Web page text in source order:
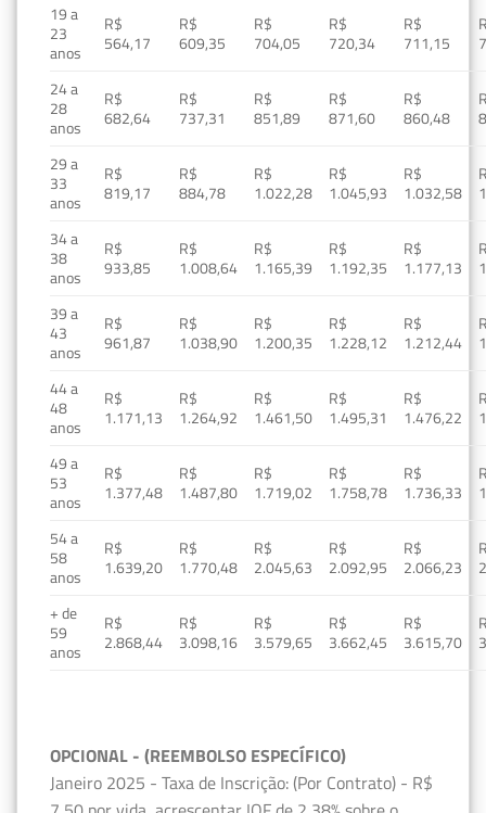
19 a
23
anos
R$
564,17
R$
609,35
R$
704,05
R$
720,34
R$
711,15
24 a
28
anos
R$
682,64
R$
737,31
R$
851,89
R$
871,60
R$
860,48
29 a
33
anos
R$
819,17
R$
884,78
R$
1.022,28
R$
1.045,93
R$
1.032,58
34 a
38
anos
R$
933,85
R$
1.008,64
R$
1.165,39
R$
1.192,35
R$
1.177,13
39 a
43
anos
R$
961,87
R$
1.038,90
R$
1.200,35
R$
1.228,12
R$
1.212,44
44 a
48
anos
R$
1.171,13
R$
1.264,92
R$
1.461,50
R$
1.495,31
R$
1.476,22
49 a
53
anos
R$
1.377,48
R$
1.487,80
R$
1.719,02
R$
1.758,78
R$
1.736,33
54 a
58
anos
R$
1.639,20
R$
1.770,48
R$
2.045,63
R$
2.092,95
R$
2.066,23
+ de
59
anos
R$
2.868,44
R$
3.098,16
R$
3.579,65
R$
3.662,45
R$
3.615,70
OPCIONAL - (REEMBOLSO ESPECÍFICO)
Janeiro 2025 - Taxa de Inscrição: (Por Contrato) - R$